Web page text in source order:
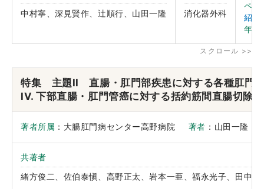
中村寧、深見賢作、辻順行、山田一隆
消化器外科
ペー
紹介
年
特集 主題II 直腸・肛門部疾患に対する各種肛門
IV. 下部直腸・肛門管癌に対する括約筋間直腸切除
著者所属 ：大腸肛門病センター高野病院 著者 ：山田一
共著者
緒方俊二、佐伯泰愼、高野正太、岩本一亜、福永光子、田中